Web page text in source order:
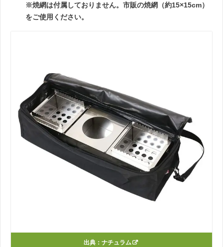
※焼網は付属しておりません。市販の焼網（約15×15cm）
をご使用ください。
出典：ナチュラム